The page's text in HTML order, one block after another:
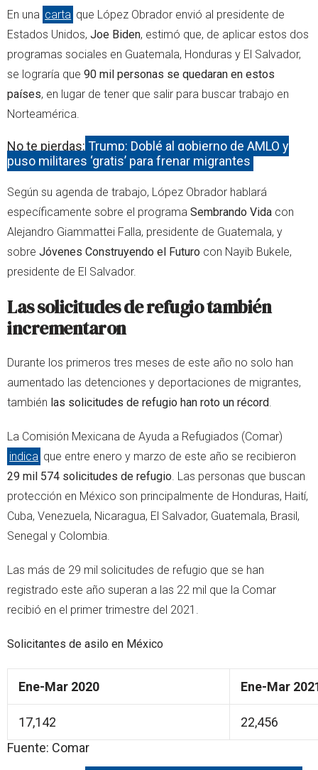
En una carta que López Obrador envió al presidente de
Estados Unidos, Joe Biden, estimó que, de aplicar estos dos
programas sociales en Guatemala, Honduras y El Salvador,
se lograría que 90 mil personas se quedaran en estos
países, en lugar de tener que salir para buscar trabajo en
Norteamérica.
No te pierdas: Trump: Doblé al gobierno de AMLO y
puso militares ‘gratis’ para frenar migrantes
Según su agenda de trabajo, López Obrador hablará
específicamente sobre el programa Sembrando Vida con
Alejandro Giammattei Falla, presidente de Guatemala, y
sobre Jóvenes Construyendo el Futuro con Nayib Bukele,
presidente de El Salvador.
Las solicitudes de refugio también
incrementaron
Durante los primeros tres meses de este año no solo han
aumentado las detenciones y deportaciones de migrantes,
también las solicitudes de refugio han roto un récord.
La Comisión Mexicana de Ayuda a Refugiados (Comar)
indica que entre enero y marzo de este año se recibieron
29 mil 574 solicitudes de refugio. Las personas que buscan
protección en México son principalmente de Honduras, Haití,
Cuba, Venezuela, Nicaragua, El Salvador, Guatemala, Brasil,
Senegal y Colombia.
Las más de 29 mil solicitudes de refugio que se han
registrado este año superan a las 22 mil que la Comar
recibió en el primer trimestre del 2021.
Solicitantes de asilo en México
Ene-Mar 2020 Ene-Mar
17,142
22,456
Fuente: Comar